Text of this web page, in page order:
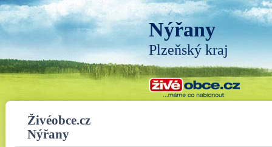
Nýřany
Plzeňský kraj
Živéobce.cz
Nýřany